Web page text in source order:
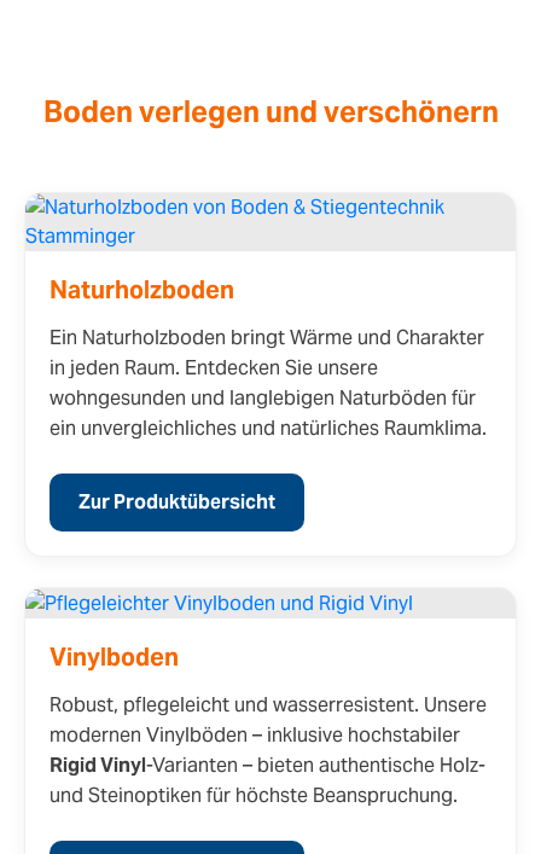
Boden verlegen und verschönern
Naturholzboden
Ein Naturholzboden bringt Wärme und Charakter
in jeden Raum. Entdecken Sie unsere
wohngesunden und langlebigen Naturböden für
ein unvergleichliches und natürliches Raumklima.
Zur Produktübersicht
Vinylboden
Robust, pflegeleicht und wasserresistent. Unsere
modernen Vinylböden – inklusive hochstabiler
Rigid Vinyl-Varianten – bieten authentische Holz-
und Steinoptiken für höchste Beanspruchung.